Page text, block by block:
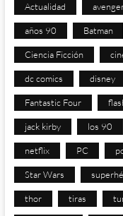
Actualidad
años 90 Batman
Ciencia Ficción
dc comics disney
Fantastic Four
jack kirby los 90
netflix PC
Star Wars
thor tiras